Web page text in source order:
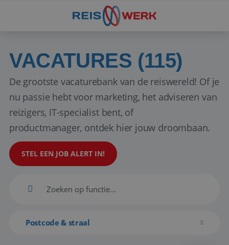
VACATURES (115)
De grootste vacaturebank van de reiswereld! Of je
nu passie hebt voor marketing, het adviseren van
reizigers, IT-specialist bent, of
productmanager, ontdek hier jouw droombaan.
STEL EEN JOB ALERT IN!
Postcode & straal